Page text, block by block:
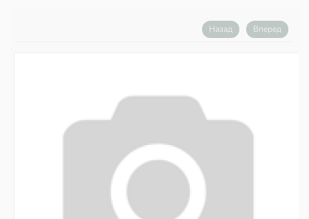
Назад Вперед